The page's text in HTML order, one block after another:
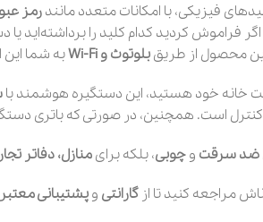
فیزیکی، با امکانات متعدد مانندرمز عبور (6 تا
محصول از طریقبلوتوث و Wi-Fi
به شما این
خانه خود هستید، این دستگیره هوشمند با
است. همچنین، در صورتی که باتری
ضد سرقت وچوبی، بلکه برایمنازل، دفاتر
مراجعه کنید تا از گارانتی وپشتیبانی معتبر